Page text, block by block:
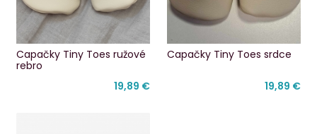
Capačky Tiny Toes ružové
rebro
19,89 €
Capačky Tiny Toes srdce
19,89 €